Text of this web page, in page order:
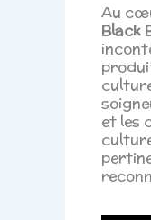
Au
Black
et les